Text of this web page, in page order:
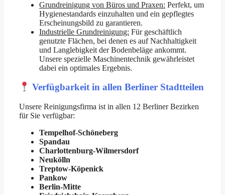
Grundreinigung von Büros und Praxen: Perfekt, um
Hygienestandards einzuhalten und ein gepflegtes
Erscheinungsbild zu garantieren.
Industrielle Grundreinigung: Für geschäftlich
genutzte Flächen, bei denen es auf Nachhaltigkeit
und Langlebigkeit der Bodenbeläge ankommt.
Unsere spezielle Maschinentechnik gewährleistet
dabei ein optimales Ergebnis.
Verfügbarkeit in allen Berliner Stadtteilen
Unsere Reinigungsfirma ist in allen 12 Berliner Bezirken
für Sie verfügbar:
Tempelhof-Schöneberg
Spandau
Charlottenburg-Wilmersdorf
Neukölln
Treptow-Köpenick
Pankow
Berlin-Mitte